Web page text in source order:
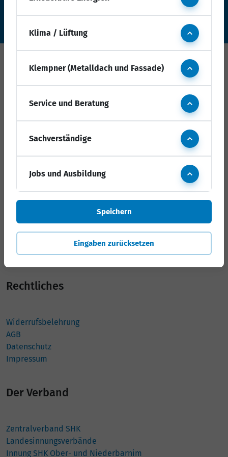
Anschrift
Fachverband SHK Land Brandenburg
Am Neuen Markt 11
Rechtliches
Widerrufsbelehrung
AGB
Datenschutz
Impressum
Der Verband
Zentralverband SHK
Landesinnungsverbände
Innung SHK Ober- und Niederbarnim
Klima / Lüftung
Klempner (Metalldach und Fassade)
Service und Beratung
Sachverständige
Jobs und Ausbildung
Speichern
Eingaben zurücksetzen